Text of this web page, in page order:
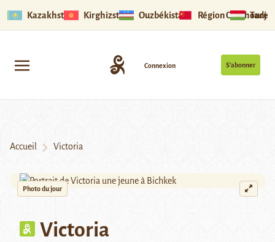
Kazakhstan Kirghizstan Ouzbékistan Région Ouïghoure
S’abonner
Connexion
Accueil Victoria
Photo du jour
Victoria